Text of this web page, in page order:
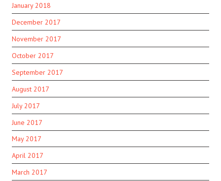
January 2018
December 2017
November 2017
October 2017
September 2017
August 2017
July 2017
June 2017
May 2017
April 2017
March 2017